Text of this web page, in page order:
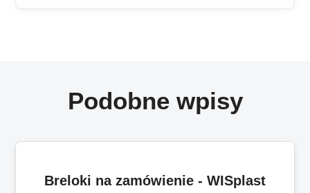
Podobne wpisy
Breloki na zamówienie - WISplast